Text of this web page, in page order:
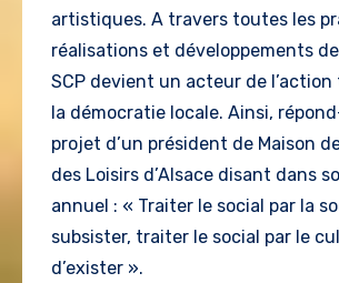
artistiques. A travers toutes les
réalisations et développements
SCP devient un acteur de
la démocratie locale. Ainsi,
projet d’un président de Maison
des Loisirs d’Alsace disant dans
annuel : « Traiter le social par la
subsister, traiter le social par le
d’exister ».